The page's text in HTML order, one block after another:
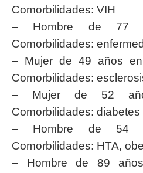
Comorbilidades: VIH
– Hombre de 77
Comorbilidades:
– Mujer de 49 años en
Comorbilidades:
– Mujer de 52
Comorbilidades: diabetes
– Hombre de 54
Comorbilidades: HTA,
– Hombre de 89